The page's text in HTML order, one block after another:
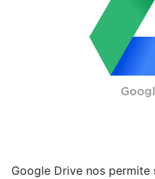
Google Drive nos permite